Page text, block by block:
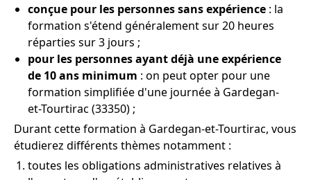
conçue pour les personnes sans expérience : la
formation s'étend généralement sur 20 heures
réparties sur 3 jours ;
pour les personnes ayant déjà une expérience
de 10 ans minimum : on peut opter pour une
formation simplifiée d'une journée à Gardegan-
et-Tourtirac (33350) ;
Durant cette formation à Gardegan-et-Tourtirac, vous
étudierez différents thèmes notamment :
toutes les obligations administratives relatives à